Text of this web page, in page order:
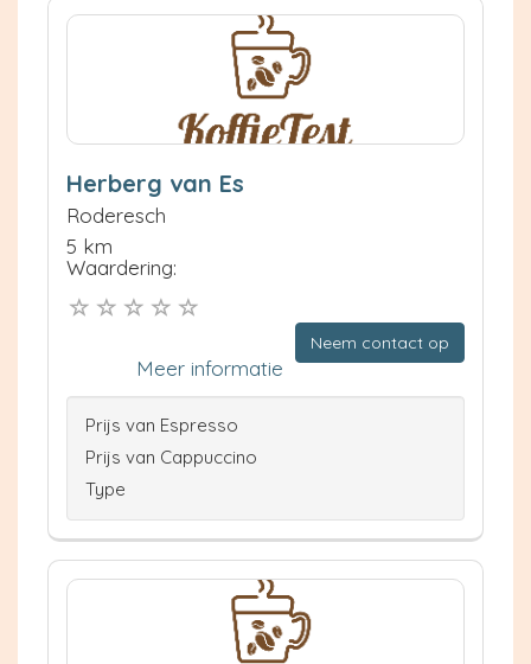
Herberg van Es
Roderesch
5 km
Waardering:
Neem contact op
Meer informatie
Prijs van Espresso
Prijs van Cappuccino
Type